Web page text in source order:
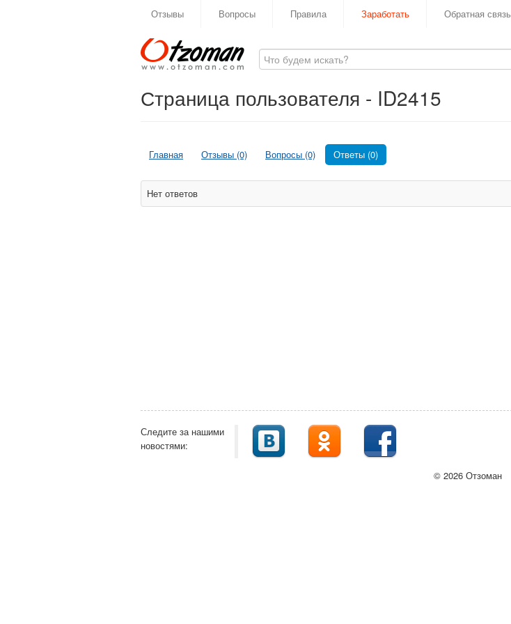
Отзывы Вопросы Правила Заработать Обратная связь
Страница пользователя - ID2415
Главная Отзывы (0) Вопросы (0) Ответы (0)
Нет ответов
Следите за нашими
новостями:
© 2026 Отзоман